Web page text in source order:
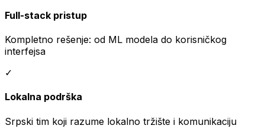
Full-stack pristup
Kompletno rešenje: od ML modela do korisničkog
interfejsa
✓
Lokalna podrška
Srpski tim koji razume lokalno tržište i komunikaciju